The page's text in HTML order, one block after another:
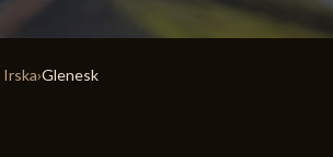
Irska›Glenesk